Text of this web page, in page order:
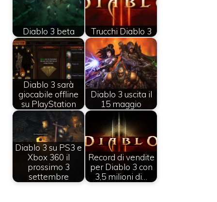
Diablo 3 beta Trucchi Diablo 3
Diablo 3 sarà
giocabile offline
su PlayStation
Diablo 3 uscita il
15 maggio
Diablo 3 su PS3 e
Xbox 360 il
prossimo 3
settembre
Record di vendite
per Diablo 3 con
3,5 milioni di…